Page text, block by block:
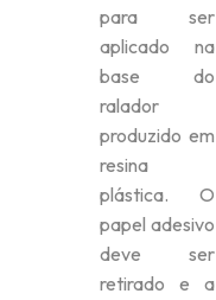
para ser
aplicado na
base do
ralador
produzido em
resina
plástica. O
papel adesivo
deve ser
retirado e a